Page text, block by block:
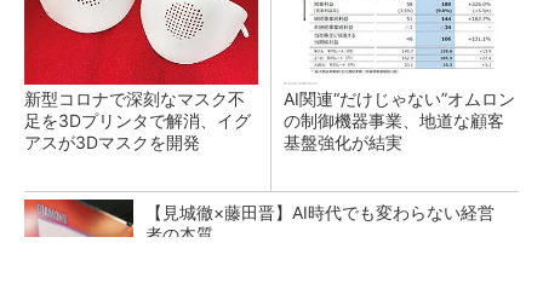
新型コロナで深刻なマスク不
足を3Dプリンタで解消、イグ
アスが3Dマスクを開発
AI関連“だけじゃない”オムロン
の制御機器事業、地道な顧客
基盤強化が結実
【見城徹×藤田晋】AI時代でも変わらない経営
者の本質